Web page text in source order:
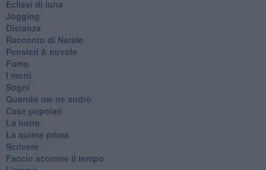
Eclissi di luna
Jogging
Distanza
Racconto di Natale
Pensieri & nuvole
Fumo
I morti
Sogni
Quando me ne andrò
Case popolari
La notte
La quiete prima
Scrivere
Faccio scorrere il tempo